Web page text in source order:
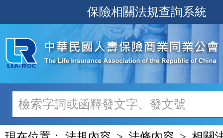
至
主
內
容
保險相關法規查詢系統